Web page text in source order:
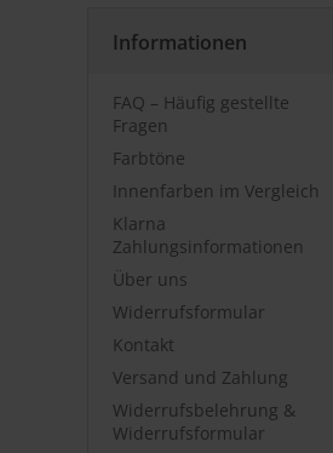
Informationen
FAQ – Häufig gestellte
Fragen
Farbtöne
Innenfarben im Vergleich
Klarna
Zahlungsinformationen
Über uns
Widerrufsformular
Kontakt
Versand und Zahlung
Widerrufsbelehrung &
Widerrufsformular